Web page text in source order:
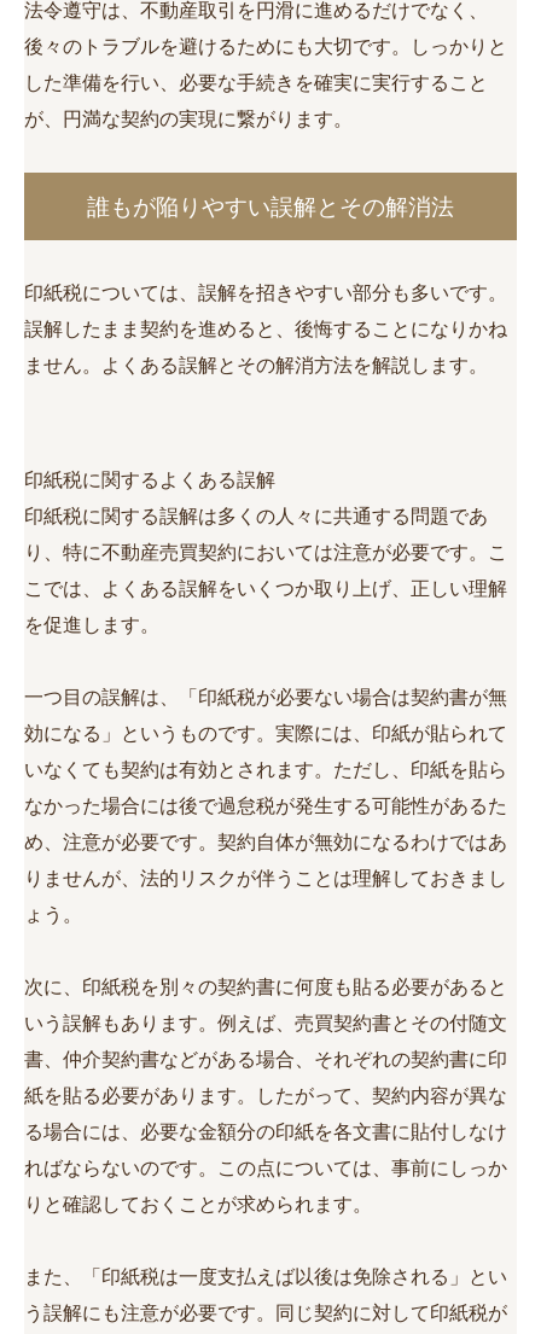
法令遵守は、不動産取引を円滑に進めるだけでなく、
後々のトラブルを避けるためにも大切です。しっかりと
した準備を行い、必要な手続きを確実に実行すること
が、円満な契約の実現に繋がります。
誰もが陥りやすい誤解とその解消法
印紙税については、誤解を招きやすい部分も多いです。
誤解したまま契約を進めると、後悔することになりかね
ません。よくある誤解とその解消方法を解説します。
印紙税に関するよくある誤解
印紙税に関する誤解は多くの人々に共通する問題であ
り、特に不動産売買契約においては注意が必要です。こ
こでは、よくある誤解をいくつか取り上げ、正しい理解
を促進します。
一つ目の誤解は、「印紙税が必要ない場合は契約書が無
効になる」というものです。実際には、印紙が貼られて
いなくても契約は有効とされます。ただし、印紙を貼ら
なかった場合には後で過怠税が発生する可能性があるた
め、注意が必要です。契約自体が無効になるわけではあ
りませんが、法的リスクが伴うことは理解しておきまし
ょう。
次に、印紙税を別々の契約書に何度も貼る必要があると
いう誤解もあります。例えば、売買契約書とその付随文
書、仲介契約書などがある場合、それぞれの契約書に印
紙を貼る必要があります。したがって、契約内容が異な
る場合には、必要な金額分の印紙を各文書に貼付しなけ
ればならないのです。この点については、事前にしっか
りと確認しておくことが求められます。
また、「印紙税は一度支払えば以後は免除される」とい
う誤解にも注意が必要です。同じ契約に対して印紙税が